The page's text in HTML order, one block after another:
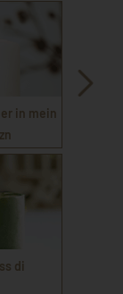
in mein
di